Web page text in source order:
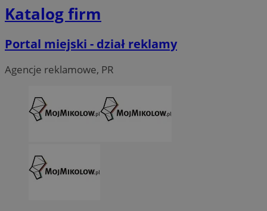
Katalog firm
Portal miejski - dział reklamy
Agencje reklamowe, PR